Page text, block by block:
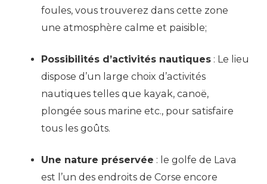
foules, vous trouverez dans cette zone
une atmosphère calme et paisible;
Possibilités d’activités nautiques : Le lieu
dispose d’un large choix d’activités
nautiques telles que kayak, canoë,
plongée sous marine etc., pour satisfaire
tous les goûts.
Une nature préservée : le golfe de Lava
est l’un des endroits de Corse encore